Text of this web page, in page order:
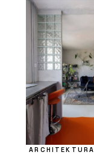
ARCHITEKTURA